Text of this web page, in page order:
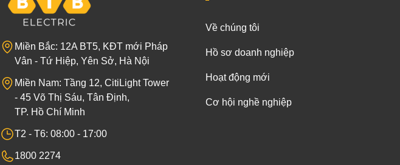
Miền Bắc: 12A BT5, KĐT mới Pháp
Vân - Tứ Hiệp, Yên Sở, Hà Nội
Miền Nam: Tầng 12, CitiLight Tower
- 45 Võ Thị Sáu, Tân Định,
TP. Hồ Chí Minh
T2 - T6: 08:00 - 17:00
1800 2274
Về chúng tôi
Hồ sơ doanh nghiệp
Hoạt động mới
Cơ hội nghề nghiệp